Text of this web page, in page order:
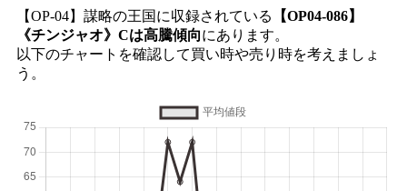
【OP-04】謀略の王国に収録されている
【OP04-086】
《チンジャオ》Cは高騰傾向にあります。
以下のチャートを確認して買い時や売り時を考えましょ
う。